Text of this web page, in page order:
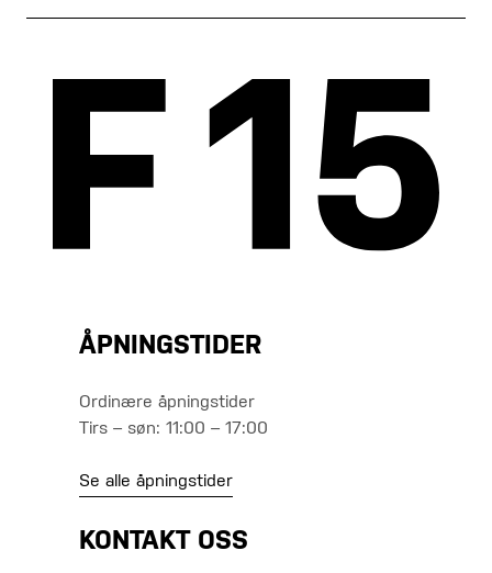
ÅPNINGSTIDER
Ordinære åpningstider
Tirs – søn: 11:00 – 17:00
Se alle åpningstider
KONTAKT OSS